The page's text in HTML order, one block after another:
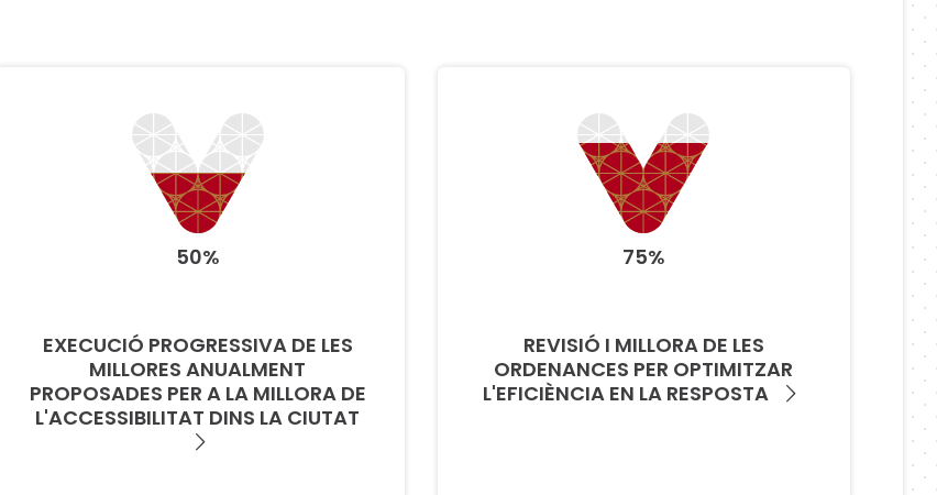
50%
EXECUCIÓ PROGRESSIVA DE LES
MILLORES ANUALMENT
PROPOSADES PER A LA MILLORA DE
L'ACCESSIBILITAT DINS LA CIUTAT
75%
REVISIÓ I MILLORA DE LES
ORDENANCES PER OPTIMITZAR
L'EFICIÈNCIA EN LA RESPOSTA